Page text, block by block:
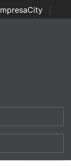
| Italian